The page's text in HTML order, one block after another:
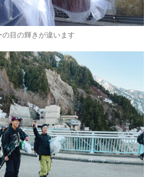
目の輝きが違います